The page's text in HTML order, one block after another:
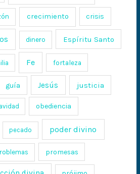
crecimiento crisis
dinero Espíritu Santo
Fe fortaleza
guía Jesús justicia
obediencia
pecado poder divino
promesas